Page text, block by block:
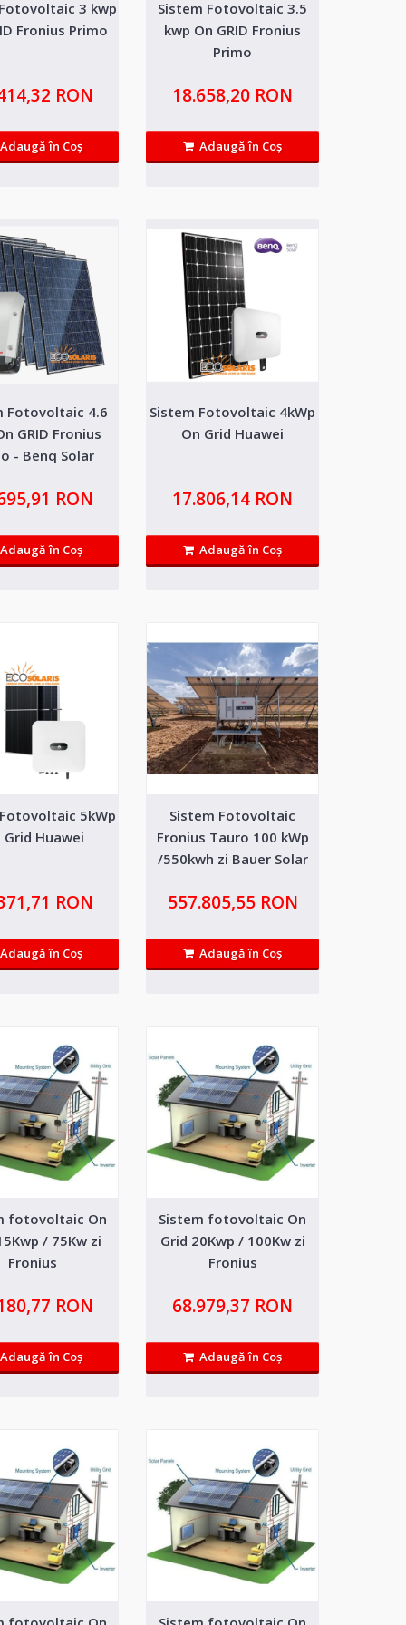
Fronius
auto consum, fara livrare in
19.572,45 RON
Compară produsul
sistemul fotovoltaic 2
11.387,72 RON
Adaugă in Wishlist
Compară produsul
Fronius Galvo
20.424,51 RON
Compară produsul
cu ato-consum, fara livrare
Adaugă in Wishlist
Compară produsul
Fronius
18.658,20 RON
Compară produsul
fotovoltaic on grid de 3
Adaugă in Wishlist
Compară produsul
Fronius Primo
21.680,83 RON
Compară produsul
fara livrare in retea ce
Adaugă in Wishlist
Compară produsul
3 kwp
Fronius Primo
RON
în Coş
Sistem Fotovoltaic 3.5
kwp On GRID Fronius
Primo
18.658,20 RON
Adaugă în Coş
Fotovoltaic 4.6
GRID Fronius
- Benq Solar
RON
în Coş
Sistem Fotovoltaic 4kWp
On Grid Huawei
17.806,14 RON
Adaugă în Coş
5kWp
Grid Huawei
RON
în Coş
Sistem Fotovoltaic
Fronius Tauro 100 kWp
/550kwh zi Bauer Solar
557.805,55 RON
Adaugă în Coş
fotovoltaic On
/ 75Kw zi
Fronius
RON
în Coş
Sistem fotovoltaic On
Grid 20Kwp / 100Kw zi
Fronius
68.979,37 RON
Adaugă în Coş